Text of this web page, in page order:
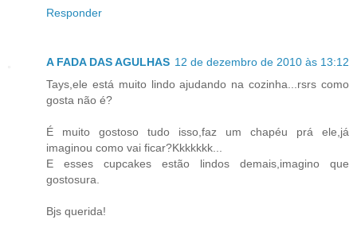
Responder
A FADA DAS AGULHAS 12 de dezembro de 2010 às 13:12
Tays,ele está muito lindo ajudando na cozinha...rsrs como
gosta não é?
É muito gostoso tudo isso,faz um chapéu prá ele,já
imaginou como vai ficar?Kkkkkkk...
E esses cupcakes estão lindos demais,imagino que
gostosura.
Bjs querida!